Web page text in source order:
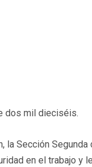
dos mil dieciséis.
la Sección
en el trabajo y